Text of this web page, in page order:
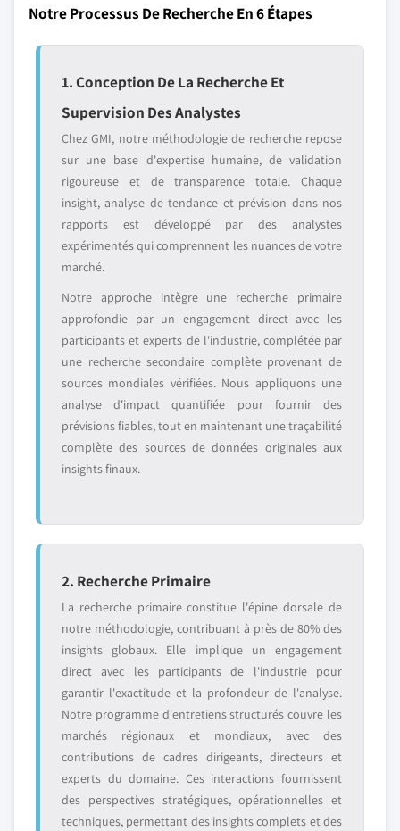
Notre Processus De Recherche En 6 Étapes
1. Conception De La Recherche Et
Supervision Des Analystes
Chez GMI, notre méthodologie de recherche repose
sur une base d'expertise humaine, de validation
rigoureuse et de transparence totale. Chaque
insight, analyse de tendance et prévision dans nos
rapports est développé par des analystes
expérimentés qui comprennent les nuances de votre
marché.
Notre approche intègre une recherche primaire
approfondie par un engagement direct avec les
participants et experts de l'industrie, complétée par
une recherche secondaire complète provenant de
sources mondiales vérifiées. Nous appliquons une
analyse d'impact quantifiée pour fournir des
prévisions fiables, tout en maintenant une traçabilité
complète des sources de données originales aux
insights finaux.
2. Recherche Primaire
La recherche primaire constitue l'épine dorsale de
notre méthodologie, contribuant à près de 80% des
insights globaux. Elle implique un engagement
direct avec les participants de l'industrie pour
garantir l'exactitude et la profondeur de l'analyse.
Notre programme d'entretiens structurés couvre les
marchés régionaux et mondiaux, avec des
contributions de cadres dirigeants, directeurs et
experts du domaine. Ces interactions fournissent
des perspectives stratégiques, opérationnelles et
techniques, permettant des insights complets et des